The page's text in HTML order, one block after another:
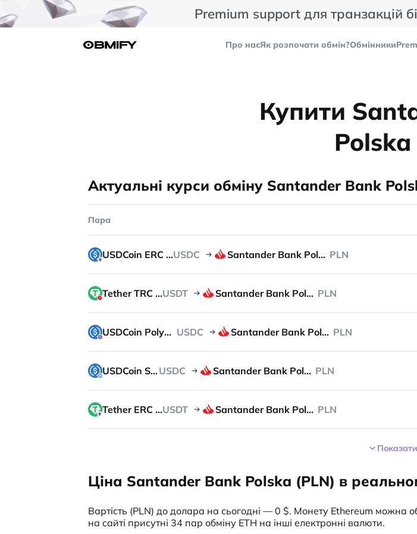
Premium support для транзакцій
Про насЯк розпочати обмін?Обмінники
Купити
Polska
Актуальні курси обміну Santander Bank
Пара
USDCoin ERC 20USDC Santander Bank Polska PLN
Tether TRC 20USDT Santander Bank Polska PLN
USDCoin Polygon USDC Santander Bank Polska PLN
USDCoin SOL USDC Santander Bank Polska PLN
Tether ERC 20USDT Santander Bank Polska PLN
Ціна Santander Bank Polska (PLN) в
Вартість (PLN) до долара на сьогодні — 0 $. Монету Ethereum можна
на сайті присутні 34 пар обміну ETH на інші електронні валюти.